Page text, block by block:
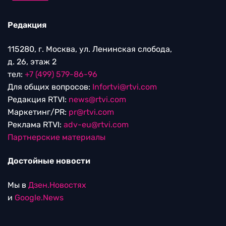
Редакция
115280, г. Москва, ул. Ленинская слобода,
д. 26, этаж 2
тел: +7 (499) 579-86-96
Для общих вопросов: Infortvi@rtvi.com
Редакция RTVI: news@rtvi.com
Маркетинг/PR: pr@rtvi.com
Реклама RTVI: adv-eu@rtvi.com
Партнерские материалы
Достойные новости
Мы в Дзен.Новостях
и Google.News